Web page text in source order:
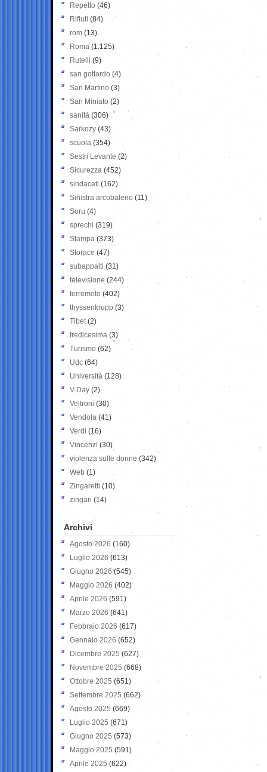
Repetto (46)
Rifiuti (84)
rom (13)
Roma (1.125)
Rutelli (9)
san gottardo (4)
San Martino (3)
San Miniato (2)
sanità (306)
Sarkozy (43)
scuola (354)
Sestri Levante (2)
Sicurezza (452)
sindacati (162)
Sinistra arcobaleno (11)
Soru (4)
sprechi (319)
Stampa (373)
Storace (47)
subappalti (31)
televisione(244)
terremoto (402)
thyssenkrupp (3)
Tibet(2)
tredicesima (3)
Turismo (62)
Udc (64)
Università (128)
V-Day (2)
Veltroni (30)
Vendola (41)
Verdi (16)
Vincenzi (30)
violenza sulle donne (342)
Web (1)
Zingaretti (10)
zingari (14)
Archivi
Agosto 2026 (160)
Luglio 2026 (613)
Giugno 2026 (545)
Maggio 2026 (402)
Aprile 2026 (591)
Marzo 2026 (641)
Febbraio 2026 (617)
Gennaio 2026 (652)
Dicembre 2025 (627)
Novembre 2025 (668)
Ottobre 2025 (651)
Settembre 2025 (662)
Agosto 2025 (669)
Luglio 2025 (671)
Giugno 2025 (573)
Maggio 2025 (591)
Aprile 2025 (622)